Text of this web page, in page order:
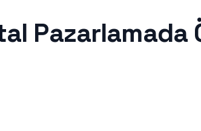
Pazarlamada